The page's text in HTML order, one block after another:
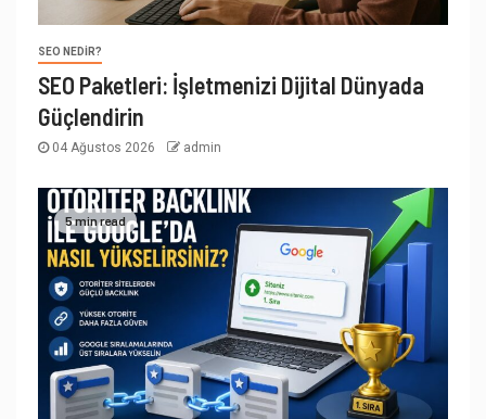
SEO NEDIR?
SEO Paketleri: İşletmenizi Dijital Dünyada
Güçlendirin
04 Ağustos 2026 admin
5 min read